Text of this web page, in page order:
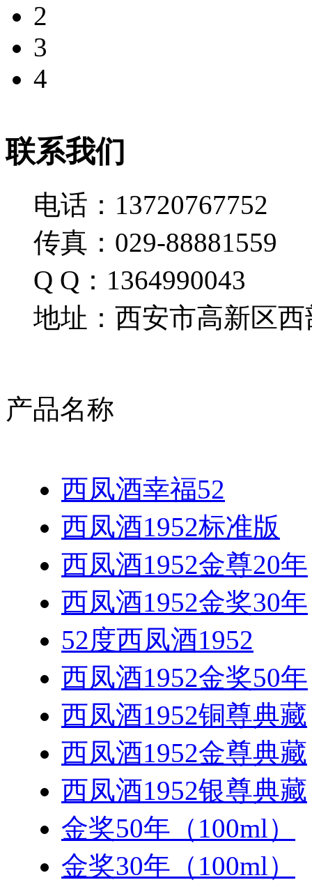
2
3
4
联系我们
电话：13720767752
传真：029-88881559
Q Q：1364990043
地址：西安市高新区西
产品名称
西凤酒幸福52
西凤酒1952标准版
西凤酒1952金尊20年
西凤酒1952金奖30年
52度西凤酒1952
西凤酒1952金奖50年
西凤酒1952铜尊典藏
西凤酒1952金尊典藏
西凤酒1952银尊典藏
金奖50年（100ml）
金奖30年（100ml）